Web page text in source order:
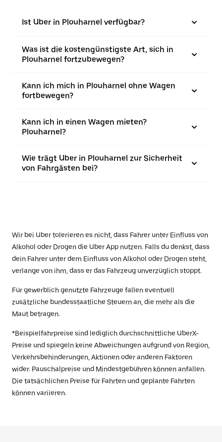
Ist Uber in Plouharnel verfügbar?
Was ist die kostengünstigste Art, sich in
Plouharnel fortzubewegen?
Kann ich mich in Plouharnel ohne Wagen
fortbewegen?
Kann ich in einen Wagen mieten?
Plouharnel?
Wie trägt Uber in Plouharnel zur Sicherheit
von Fahrgästen bei?
Wir bei Uber tolerieren es nicht, dass Fahrer unter Einfluss von
Alkohol oder Drogen die Uber App nutzen. Falls du denkst, dass
dein Fahrer unter dem Einfluss von Alkohol oder Drogen steht,
verlange von ihm, dass er das Fahrzeug unverzüglich stoppt.
Für gewerblich genutzte Fahrzeuge fallen eventuell
zusätzliche bundesstaatliche Steuern an, die mehr als die
Maut betragen.
*Beispielfahrpreise sind lediglich durchschnittliche UberX-
Preise und spiegeln keine Abweichungen aufgrund von Region,
Verkehrsbehinderungen, Aktionen oder anderen Faktoren
wider. Pauschalpreise und Mindestgebühren können anfallen.
Die tatsächlichen Preise für Fahrten und geplante Fahrten
können variieren.